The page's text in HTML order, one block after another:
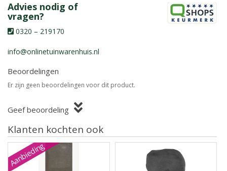
Advies nodig of
vragen?
0320 – 219170
info@onlinetuinwarenhuis.nl
Beoordelingen
Er zijn geen beoordelingen voor dit product.
Geef beoordeling
Klanten kochten ook
Aanbieding